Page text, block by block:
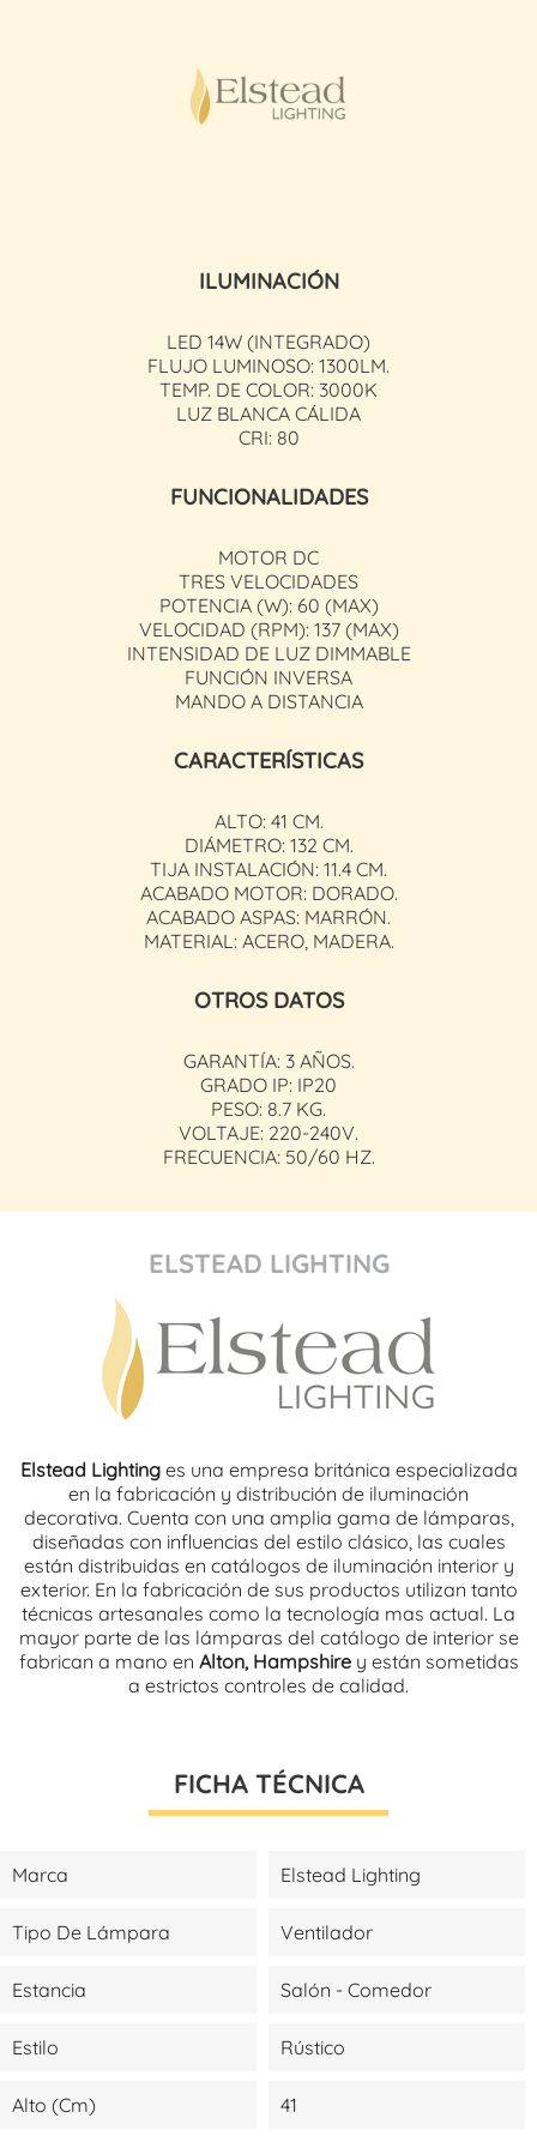
ILUMINACIÓN
LED 14W (INTEGRADO)
FLUJO LUMINOSO: 1300LM.
TEMP. DE COLOR: 3000K
LUZ BLANCA CÁLIDA
CRI: 80
FUNCIONALIDADES
MOTOR DC
TRES VELOCIDADES
POTENCIA (W): 60 (MAX)
VELOCIDAD (RPM): 137 (MAX)
INTENSIDAD DE LUZ DIMMABLE
FUNCIÓN INVERSA
MANDO A DISTANCIA
CARACTERÍSTICAS
ALTO: 41 CM.
DIÁMETRO: 132 CM.
TIJA INSTALACIÓN: 11.4 CM.
ACABADO MOTOR: DORADO.
ACABADO ASPAS: MARRÓN.
MATERIAL: ACERO, MADERA.
OTROS DATOS
GARANTÍA: 3 AÑOS.
GRADO IP: IP20
PESO: 8.7 KG.
VOLTAJE: 220-240V.
FRECUENCIA: 50/60 HZ.
ELSTEAD LIGHTING
Elstead Lighting es una empresa británica especializada
en la fabricación y distribución de iluminación
decorativa. Cuenta con una amplia gama de lámparas,
diseñadas con influencias del estilo clásico, las cuales
están distribuidas en catálogos de iluminación interior y
exterior. En la fabricación de sus productos utilizan tanto
técnicas artesanales como la tecnología mas actual. La
mayor parte de las lámparas del catálogo de interior se
fabrican a mano en Alton, Hampshirey están sometidas
a estrictos controles de calidad.
FICHA TÉCNICA
Marca Elstead Lighting
Tipo De Lámpara Ventilador
Estancia Salón - Comedor
Estilo Rústico
Alto (cm) 41